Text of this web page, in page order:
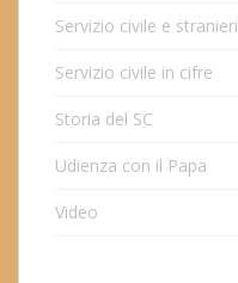
Servizio civile e stranieri
Servizio civile in cifre
Storia del SC
Udienza con il Papa
Video